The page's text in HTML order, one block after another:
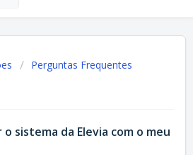
Perguntas Frequentes
sistema da Elevia com o meu